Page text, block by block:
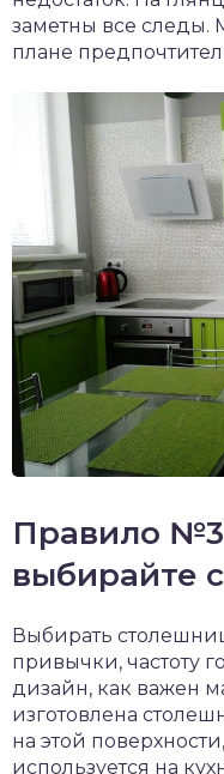
заметны все следы.
плане
Правило №3
выбирайте
Выбирать
привычки, частоту
дизайн, как важен
изготовлена
на этой
используется на